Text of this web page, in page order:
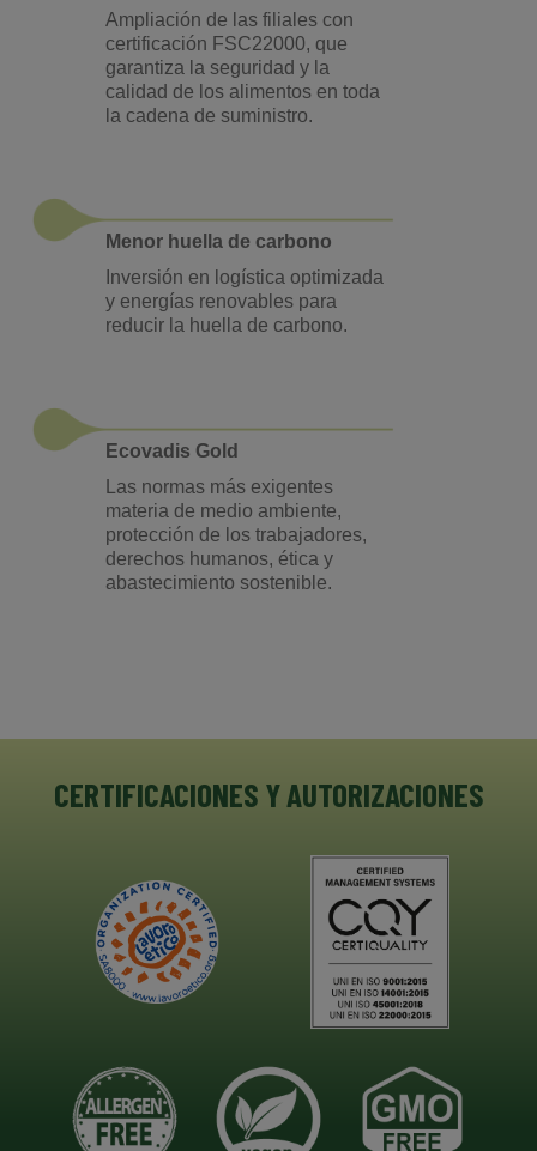
Ampliación de las filiales con
certificación FSC22000, que
garantiza la seguridad y la
calidad de los alimentos en toda
la cadena de suministro.
Menor huella de carbono
Inversión en logística optimizada
y energías renovables para
reducir la huella de carbono.
Ecovadis Gold
Las normas más exigentes
materia de medio ambiente,
protección de los trabajadores,
derechos humanos, ética y
abastecimiento sostenible.
CERTIFICACIONES Y AUTORIZACIONES